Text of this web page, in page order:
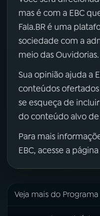
mas é com a EBC
Fala.BR é uma
sociedade com a
meio das Ouvidorias.
Sua opinião ajuda a
conteúdos ofertados
se esqueça de
do conteúdo alvo
Para mais
EBC, acesse a
Veja mais do Programa